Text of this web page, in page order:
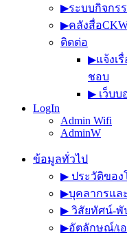
▶︎ระบบกิจกร
▶︎คลังสื่อ
ติดต่อ
▶︎แจ้งเ
ชอบ
▶︎ เว็บบ
LogIn
Admin Wifi
AdminW
ข้อมูลทั่วไป
▶︎ ประวัติของ
▶︎บุคลากรแล
▶︎ วิสัยทัศน์-พั
▶︎อัตลักษณ์/เ